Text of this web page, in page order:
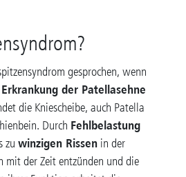
gesprochen, wenn
der Patellasehne
die Kniescheibe, auch Patella
Durch Fehlbelastung
zu winzigen Rissenin der
mit der Zeit entzünden und die